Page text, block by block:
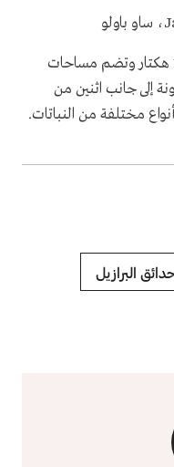
جميلة تشغل مساحة 143 هكتار وتضم مساحات
إلى جانب اثنين من
مختلفة من النباتات.
البرازيل